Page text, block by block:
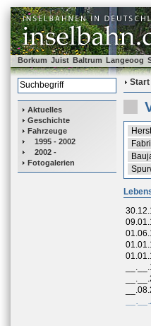
Borkum Juist Baltrum Langeoog
Aktuelles
Geschichte
Fahrzeuge
1995 - 2002
2002 -
Fotogalerien
Start